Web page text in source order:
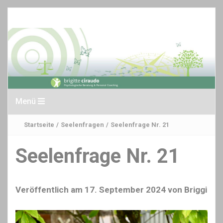
Menü
Startseite / Seelenfragen / Seelenfrage Nr. 21
Seelenfrage Nr. 21
Veröffentlich am 17. September 2024 von Briggi